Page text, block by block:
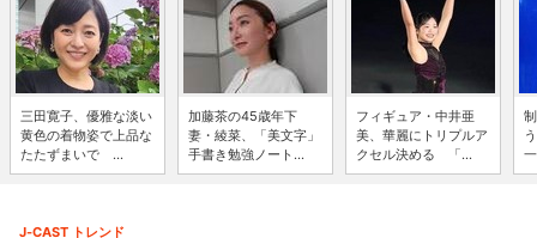
三田寛子、優雅な淡い
黄色の着物姿で上品な
たたずまいで ...
加藤茶の45歳年下
妻・綾菜、「美文字」
手書き勉強ノート...
フィギュア・中井亜
美、華麗にトリプルア
クセル決める 「...
J-CAST トレンド